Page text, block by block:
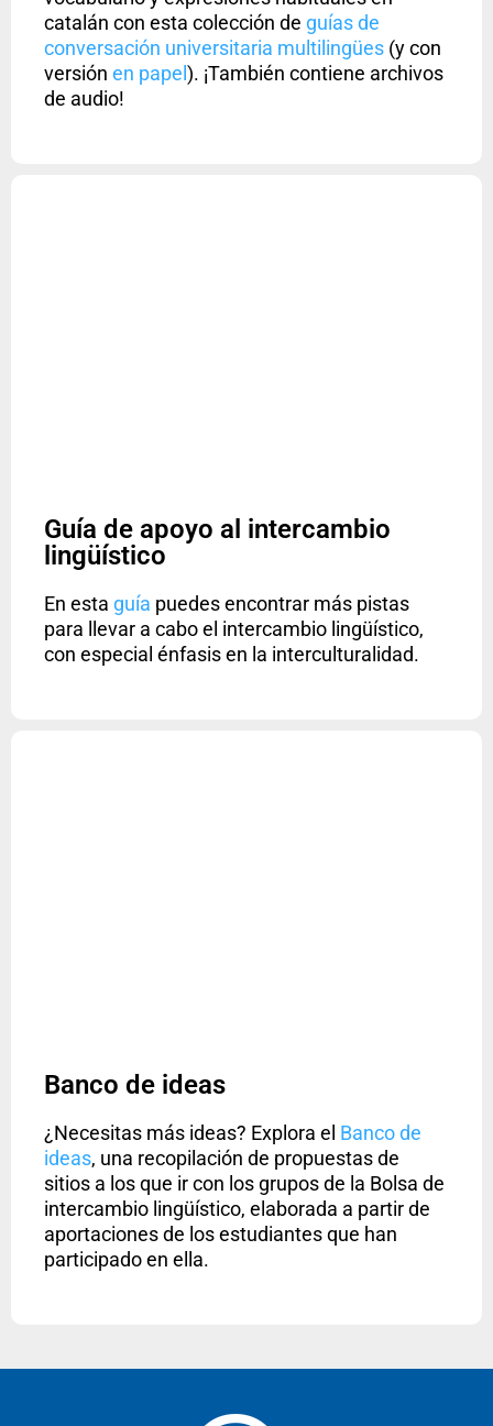
catalán con esta colección de guías de
conversación universitaria multilingües (y con
versión en papel ). ¡También contiene archivos
de audio!
Guía de apoyo al intercambio
lingüístico
En esta guía puedes encontrar más pistas
para llevar a cabo el intercambio lingüístico,
con especial énfasis en la interculturalidad.
Banco de ideas
¿Necesitas más ideas? Explora el Banco de
ideas, una recopilación de propuestas de
sitios a los que ir con los grupos de la Bolsa de
intercambio lingüístico, elaborada a partir de
aportaciones de los estudiantes que han
participado en ella.